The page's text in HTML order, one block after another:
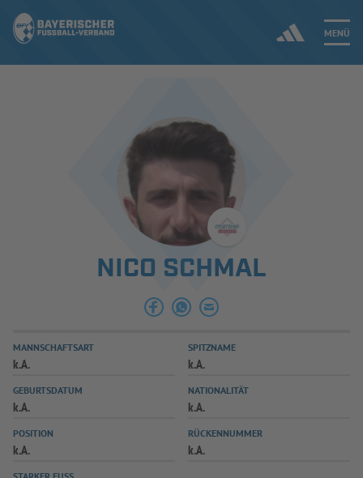
MENÜ
ERGEBNISSE & WETTBEWERBE
SPIELBETRIEB & VERBANDSLEBEN
AUSBILDUNG & FÖRDERUNG
SPIELPLUS
NICO SCHMAL
MANNSCHAFTSART
k.A.
SPITZNAME
k.A.
GEBURTSDATUM
k.A.
NATIONALITÄT
k.A.
POSITION
k.A.
RÜCKENNUMMER
k.A.